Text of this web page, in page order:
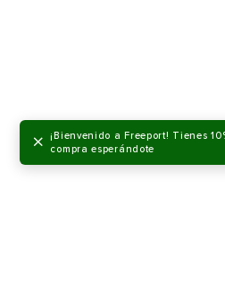
×
¡Bienvenido a Freeport! Tienes
compra esperándote